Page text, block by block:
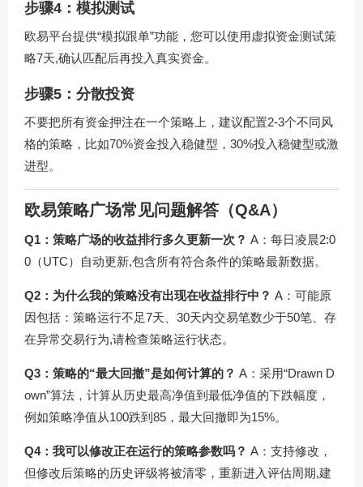
步骤4：模拟测试
欧易平台提供“模拟跟单”功能，您可以使用虚拟资金测试策
略7天,确认匹配后再投入真实资金。
步骤5：分散投资
不要把所有资金押注在一个策略上，建议配置2-3个不同风
格的策略，比如70%资金投入稳健型，30%投入稳健型或激
进型。
欧易策略广场常见问题解答（Q&A）
Q1：策略广场的收益排行多久更新一次？ A：每日凌晨2:0
0（UTC）自动更新,包含所有符合条件的策略最新数据。
Q2：为什么我的策略没有出现在收益排行中？ A：可能原
因包括：策略运行不足7天、30天内交易笔数少于50笔、存
在异常交易行为,请检查策略运行状态。
Q3：策略的“最大回撤”是如何计算的？ A：采用“Drawn D
own”算法，计算从历史最高净值到最低净值的下跌幅度，
例如策略净值从100跌到85，最大回撤即为15%。
Q4：我可以修改正在运行的策略参数吗？ A：支持修改，
但修改后策略的历史评级将被清零，重新进入评估周期,建